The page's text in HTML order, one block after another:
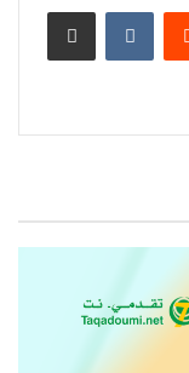
مشاركة عبر البريد